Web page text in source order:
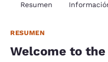
Resumen
RESUMEN
Welcome to